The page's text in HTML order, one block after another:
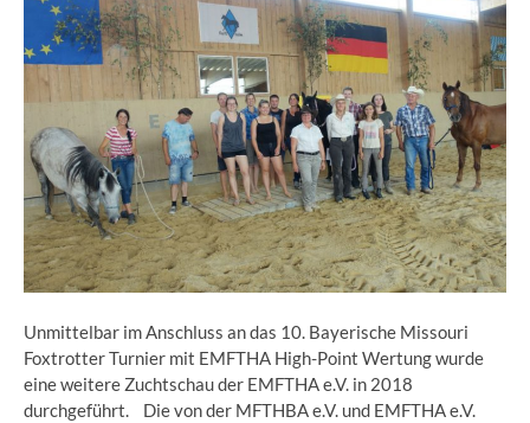
Unmittelbar im Anschluss an das 10. Bayerische Missouri
Foxtrotter Turnier mit EMFTHA High-Point Wertung wurde
eine weitere Zuchtschau der EMFTHA e.V. in 2018
durchgeführt. Die von der MFTHBA e.V. und EMFTHA e.V.